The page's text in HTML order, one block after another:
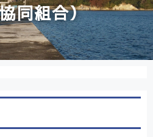
同組合）